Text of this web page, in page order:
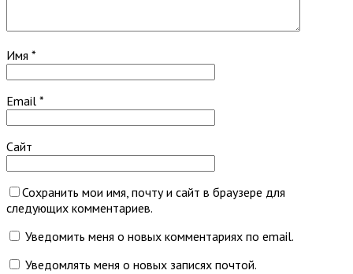
Имя *
Email *
Сайт
Сохранить мои имя, почту и сайт в браузере для
следующих комментариев.
Уведомить меня о новых комментариях по email.
Уведомлять меня о новых записях почтой.